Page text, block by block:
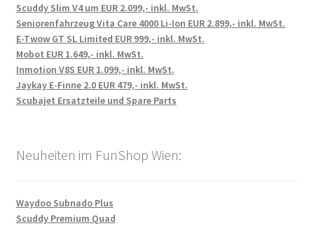
Scuddy Slim V4 um EUR 2.099,- inkl. MwSt.
Seniorenfahrzeug Vita Care 4000 Li-Ion EUR 2.899,- inkl. MwSt.
E-Twow GT SL Limited EUR 999,- inkl. MwSt.
Mobot EUR 1.649,- inkl. MwSt.
Inmotion V8S EUR 1.099,- inkl. MwSt.
Jaykay E-Finne 2.0 EUR 479,- inkl. MwSt.
Scubajet Ersatzteile und Spare Parts
Neuheiten im FunShop Wien:
Waydoo Subnado Plus
Scuddy Premium Quad